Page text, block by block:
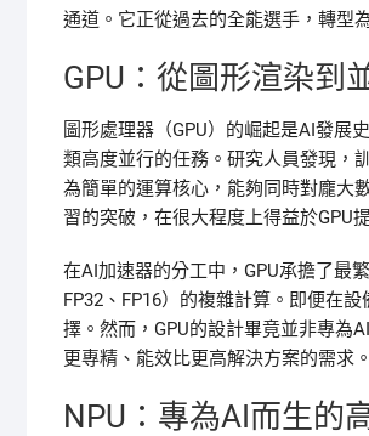
通道。它正從過去的全能選手，轉型
GPU：從圖形渲染到
圖形處理器（GPU）的崛起是AI發展
類高度並行的任務。研究人員發現，
為簡單的運算核心，能夠同時對龐大
習的突破，在很大程度上得益於GPU
在AI加速器的分工中，GPU承擔了最
FP32、FP16）的複雜計算。即便在
擇。然而，GPU的設計畢竟並非專為
更專精、能效比更高解決方案的需求。
NPU：專為AI而生的